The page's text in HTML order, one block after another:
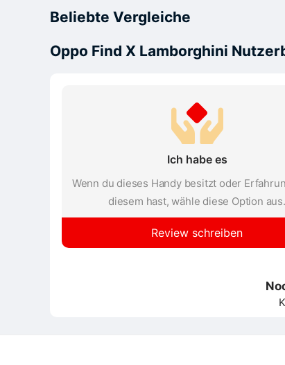
Beliebte Vergleiche
Oppo Find X Lamborghini
Ich habe es
Wenn du dieses Handy besitzt oder
diesem hast, wähle diese Option aus.
Review schreiben